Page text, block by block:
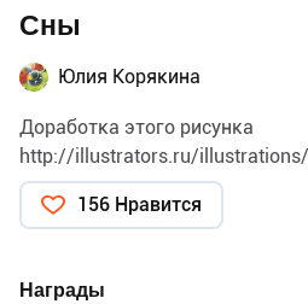
Сны
Юлия Корякина
Доработка этого рисунка
http://illustrators.ru/illustrations/
156 Нравится
Награды